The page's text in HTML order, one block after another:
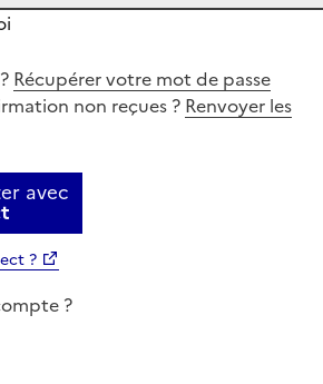
Récupérer votre mot de passe
non reçues ? Renvoyer les
avec
?
?